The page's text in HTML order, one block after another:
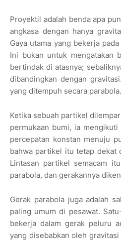
Proyektil adalah benda apa
angkasa dengan hanya
Gaya utama yang bekerja
Ini bukan untuk mengatakan
bertindak di atasnya;
dibandingkan dengan
yang ditempuh secara parabola.
Ketika sebuah partikel
permukaan bumi, ia
percepatan konstan menuju
bahwa partikel itu tetap dekat
Lintasan partikel semacam
parabola, dan gerakannya
Gerak parabola juga adalah
paling umum di pesawat.
bekerja dalam gerak peluru
yang disebabkan oleh